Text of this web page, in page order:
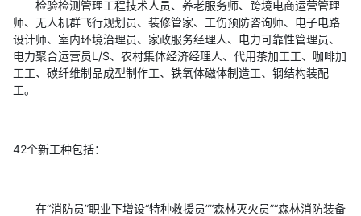
检验检测管理工程技术人员、养老服务师、跨境电商运营管理
师、无人机群飞行规划员、装修管家、工伤预防咨询师、电子电路
设计师、室内环境治理员、家政服务经理人、电力可靠性管理员、
电力聚合运营员L/S、农村集体经济经理人、代用茶加工工、咖啡加
工工、碳纤维制品成型制作工、铁氧体磁体制造工、钢结构装配
工。
42个新工种包括：
在“消防员”职业下增设“特种救援员”“森林灭火员”“森林消防装备